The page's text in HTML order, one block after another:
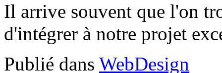
Il arrive souvent que l'on
d'intégrer à notre projet
Publié dans WebDesign